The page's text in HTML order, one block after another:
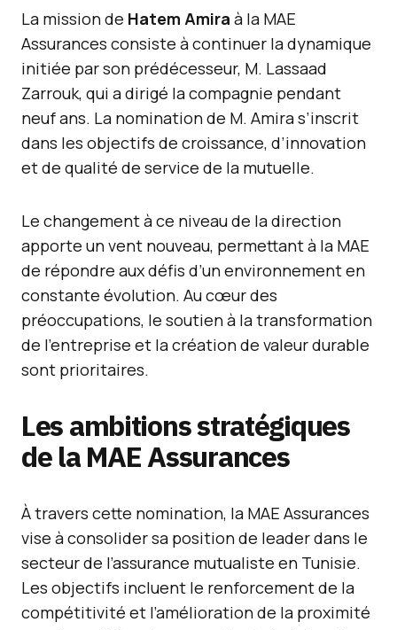
La mission de Hatem Amira à la MAE
Assurances consiste à continuer la dynamique
initiée par son prédécesseur, M. Lassaad
Zarrouk, qui a dirigé la compagnie pendant
neuf ans. La nomination de M. Amira s’inscrit
dans les objectifs de croissance, d’innovation
et de qualité de service de la mutuelle.
Le changement à ce niveau de la direction
apporte un vent nouveau, permettant à la MAE
de répondre aux défis d’un environnement en
constante évolution. Au cœur des
préoccupations, le soutien à la transformation
de l’entreprise et la création de valeur durable
sont prioritaires.
Les ambitions stratégiques
de la MAE Assurances
À travers cette nomination, la MAE Assurances
vise à consolider sa position de leader dans le
secteur de l’assurance mutualiste en Tunisie.
Les objectifs incluent le renforcement de la
compétitivité et l’amélioration de la proximité